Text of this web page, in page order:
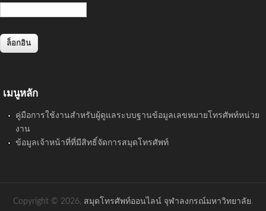
เมนูหลัก
คู่มือการใช้งานสำหรับผู้ดูแลระบบฐานข้อมูลเลขหมายโทรศัพท์หน่วย
งาน
ข้อมูลเจ้าหน้าที่ที่มีสิทธิ์จัดการสมุดโทรศัพท์
Copyright © 2026, สมุดโทรศัพท์ออนไลน์ จุฬาลงกรณ์มหาวิทยาลัย.